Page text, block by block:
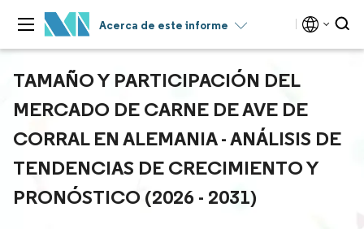
Acerca de este informe
TAMAÑO Y PARTICIPACIÓN DEL
MERCADO DE CARNE DE AVE DE
CORRAL EN ALEMANIA - ANÁLISIS DE
TENDENCIAS DE CRECIMIENTO Y
PRONÓSTICO (2026 - 2031)